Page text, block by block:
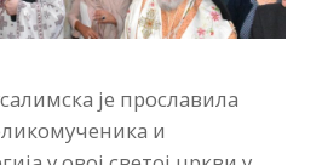
је прославила
и